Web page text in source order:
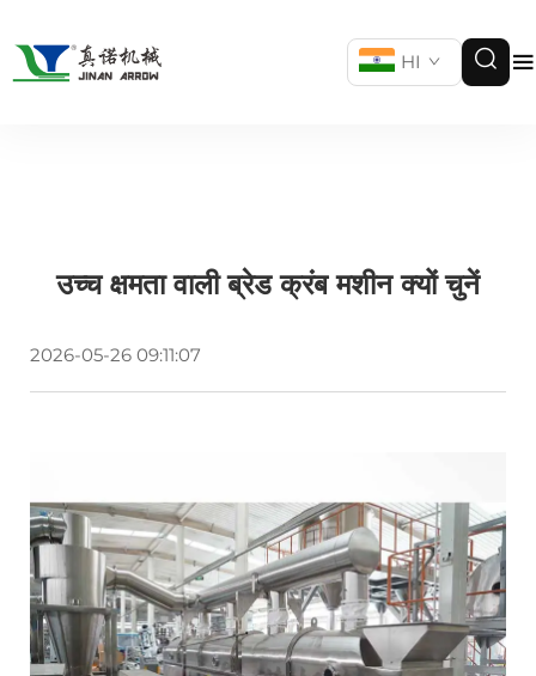
HI
उच्च क्षमता वाली ब्रेड क्रंब मशीन क्यों चुनें
2026-05-26 09:11:07